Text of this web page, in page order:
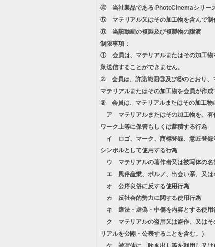
④ 当社製品である PhotoCinemaシリーズ
⑤ マテリアル又はその加工物を含んで制
⑥ 当該動画の複製及び複製物の譲渡
制限事項：
① 会員は、マテリアルまたはその加工物
衆送信することができません。
② 会員は、許諾範囲③及び⑥のとおり、マ
マテリアルまたはその加工物を会員が作
③ 会員は、マテリアルまたはその加工物
ア マテリアルまたはその加工物を、有
ワーク上等に保管もしくは蓄積する行為
イ ロゴ、マーク、商標登録、意匠登録
シンボルとして使用する行為
ウ マテリアルの著作者又は被写体の名
エ 風俗産業、ポルノ、出会い系、又は
オ 公序良俗に反する使用行為
カ 反社会的勢力に関する使用行為
キ 違法・虚偽・中傷を内容とする使用
ク マテリアルの盗用又は盗作、又はそ
リアルを公開・公表することを含む。）
ケ 被写体に、吹き出し等を利用し又は